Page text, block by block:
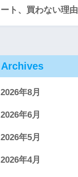
ート、買わない理
Archives
2026年8月
2026年6月
2026年5月
2026年4月